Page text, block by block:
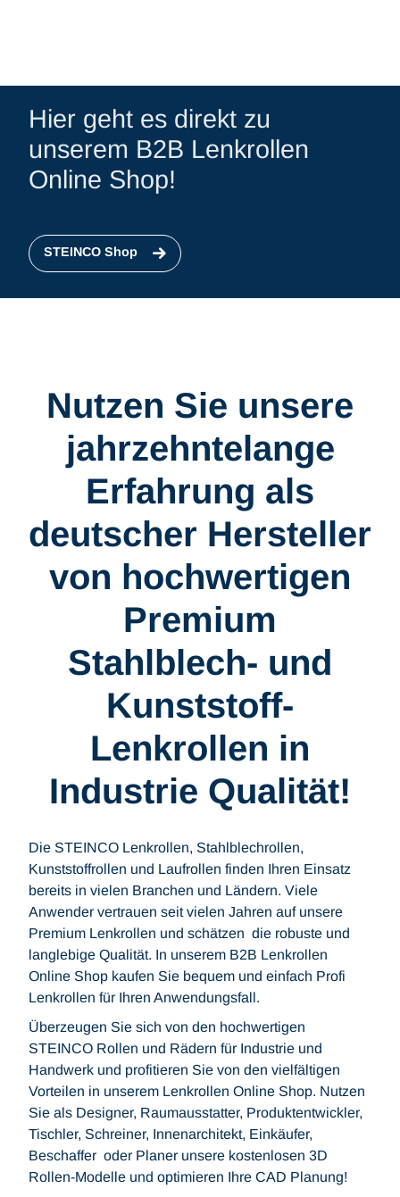
Hier geht es direkt zu
unserem B2B Lenkrollen
Online Shop!
STEINCO Shop
Nutzen Sie unsere
jahrzehntelange
Erfahrung als
deutscher Hersteller
von hochwertigen
Premium
Stahlblech- und
Kunststoff-
Lenkrollen in
Industrie Qualität!
Die STEINCO Lenkrollen, Stahlblechrollen,
Kunststoffrollen und Laufrollen finden Ihren Einsatz
bereits in vielen Branchen und Ländern. Viele
Anwender vertrauen seit vielen Jahren auf unsere
Premium Lenkrollen und schätzen die robuste und
langlebige Qualität. In unserem B2B Lenkrollen
Online Shop kaufen Sie bequem und einfach Profi
Lenkrollen für Ihren Anwendungsfall.
Überzeugen Sie sich von den hochwertigen
STEINCO Rollen und Rädern für Industrie und
Handwerk und profitieren Sie von den vielfältigen
Vorteilen in unserem Lenkrollen Online Shop. Nutzen
Sie als Designer, Raumausstatter, Produktentwickler,
Tischler, Schreiner, Innenarchitekt, Einkäufer,
Beschaffer oder Planer unsere kostenlosen 3D
Rollen-Modelle und optimieren Ihre CAD Planung!